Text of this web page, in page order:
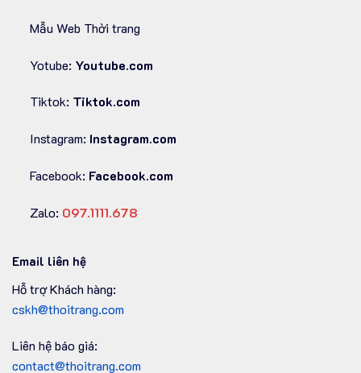
Mẫu Web Thời trang
Yotube: Youtube.com
Tiktok: Tiktok.com
Instagram: Instagram.com
Facebook: Facebook.com
Zalo: 097.1111.678
Email liên hệ
Hỗ trợ Khách hàng:
cskh@thoitrang.com
Liên hệ báo giá:
contact@thoitrang.com